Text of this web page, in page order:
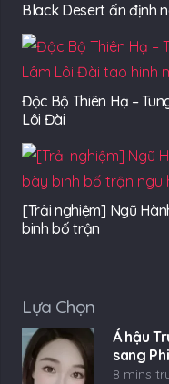
Black Desert ấn định
Độc Bộ Thiên Hạ –
Lôi Đài
[Trải nghiệm] Ngũ
binh bố trận
Lựa Chọn
Á hậu
sang
8 mins